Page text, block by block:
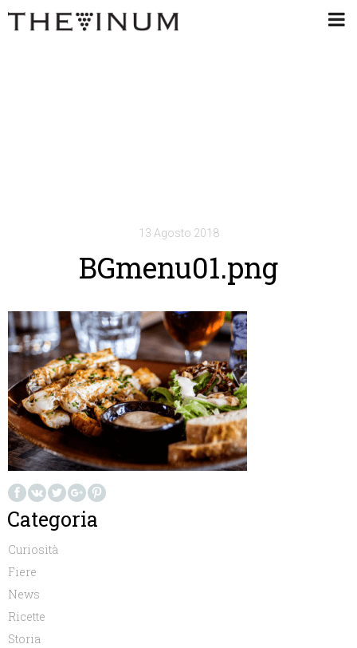
13 Agosto 2018
BGmenu01.png
Categoria
Curiosità
Fiere
News
Ricette
Storia